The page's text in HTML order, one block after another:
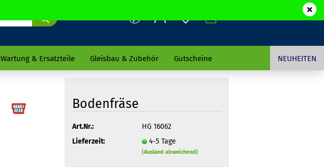
Wartung & Ersatzteile Gleisbau & Zubehör Gutscheine NEUHEITEN
Bodenfräse
Art.Nr.:
HG 16062
Lieferzeit:
4-5 Tage
(Ausland abweichend)